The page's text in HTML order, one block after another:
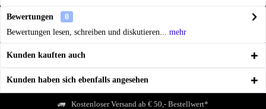
Bewertungen
0
Bewertungen lesen, schreiben und diskutieren...
mehr
Kunden kauften auch
Kunden haben sich ebenfalls angesehen
Kostenloser Versand ab € 50,- Bestellwert*